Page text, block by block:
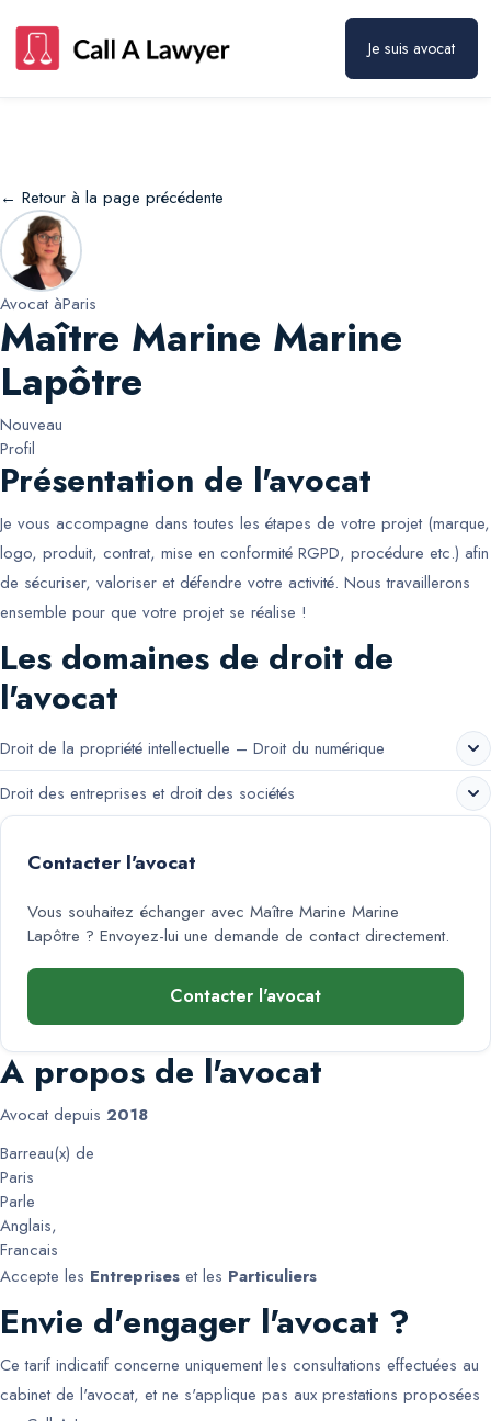
Je suis avocat
← Retour à la page précédente
Avocat àParis
Maître Marine Marine
Lapôtre
Nouveau
Profil
Présentation de l'avocat
Je vous accompagne dans toutes les étapes de votre projet (marque,
logo, produit, contrat, mise en conformité RGPD, procédure etc.) afin
de sécuriser, valoriser et défendre votre activité. Nous travaillerons
ensemble pour que votre projet se réalise !
Les domaines de droit de
l'avocat
Droit de la propriété intellectuelle – Droit du numérique
Droit des entreprises et droit des sociétés
Contacter l'avocat
Vous souhaitez échanger avec Maître Marine Marine
Lapôtre ? Envoyez-lui une demande de contact directement.
Contacter l'avocat
A propos de l'avocat
Avocat depuis 2018
Barreau(x) de
Paris
Parle
Anglais,
Francais
Accepte les Entreprises et les Particuliers
Envie d'engager l'avocat ?
Ce tarif indicatif concerne uniquement les consultations effectuées au
cabinet de l'avocat, et ne s'applique pas aux prestations proposées